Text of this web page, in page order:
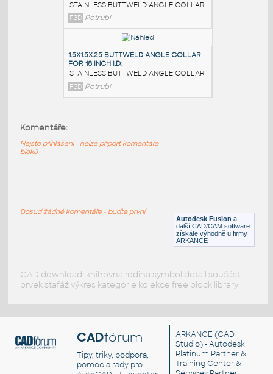
1.5X1.5X.125 BUTTWELD ANGLE COLLAR
FOR 10 INCH I.D:
STAINLESS BUTTWELD ANGLE COLLAR
F3D Potrubí
F3D Potrubí
STAINLESS BUTTWELD ANGLE COLLAR
Autodesk Fusion a
další CAD/CAM software
získáte výhodně u firmy
ARKANCE
Komentáře:
Nejste přihlášeni - nelze připojit komentáře
bloků
Dosud žádné komentáře - buďte první
CAD download: knihovna rodina symbol detail součást
prvek stafáž výkres kategorie kolekce free block library
CADfórum
Tipy, triky, podpora,
pomoc a rady pro
ARKANCE (CAD
Studio) - Autodesk
Platinum Partner &
Training Center &